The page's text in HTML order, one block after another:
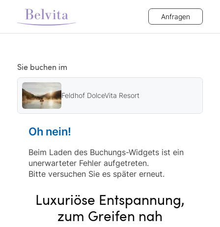
Anfragen
Sie buchen im
Feldhof DolceVita Resort
Oh nein!
Beim Laden des Buchungs-Widgets ist ein
unerwarteter Fehler aufgetreten.
Bitte versuchen Sie es später erneut.
Luxuriöse Entspannung,
zum Greifen nah